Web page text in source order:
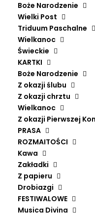
Boże Narodzenie
Wielki Post
Triduum Paschalne
Wielkanoc
Świeckie
KARTKI
Boże Narodzenie
Z okazji ślubu
Z okazji chrztu
Wielkanoc
Z okazji Pierwszej
PRASA
ROZMAITOŚCI
Kawa
Zakładki
Z papieru
Drobiazgi
FESTIWALOWE
Musica Divina
MOTETS.